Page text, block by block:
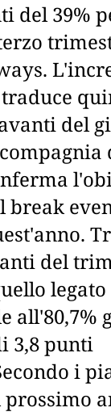
del 39%
del
break
del
all'80,7%
3,8 punti
i